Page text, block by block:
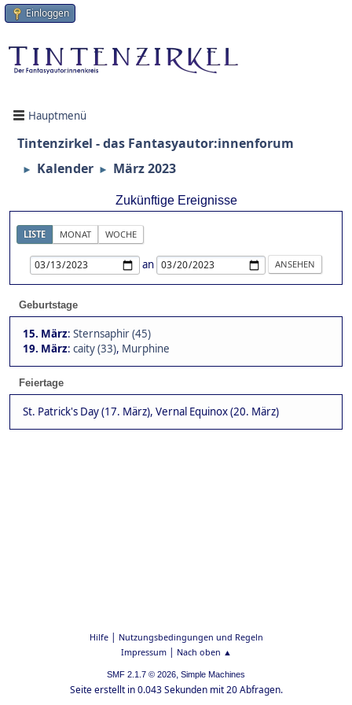
Einloggen
Hauptmenü
Tintenzirkel - das Fantasyautor:innenforum
► Kalender ► März 2023
Zukünftige Ereignisse
LISTE MONAT WOCHE
an
Geburtstage
15. März: Sternsaphir (45)
19. März: caity (33), Murphine
Feiertage
St. Patrick's Day (17. März), Vernal Equinox (20. März)
Hilfe| Nutzungsbedingungen und Regeln
Impressum| Nach oben ▲
SMF 2.1.7 © 2026, Simple Machines
Seite erstellt in 0.043 Sekunden mit 20 Abfragen.